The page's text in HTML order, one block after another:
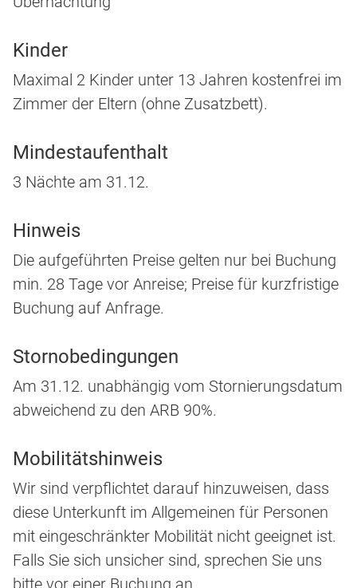
Kinder
Maximal 2 Kinder unter 13 Jahren kostenfrei im
Zimmer der Eltern (ohne Zusatzbett).
Mindestaufenthalt
3 Nächte am 31.12.
Hinweis
Die aufgeführten Preise gelten nur bei Buchung
min. 28 Tage vor Anreise; Preise für kurzfristige
Buchung auf Anfrage.
Stornobedingungen
Am 31.12. unabhängig vom Stornierungsdatum
abweichend zu den ARB 90%.
Mobilitätshinweis
Wir sind verpflichtet darauf hinzuweisen, dass
diese Unterkunft im Allgemeinen für Personen
mit eingeschränkter Mobilität nicht geeignet ist.
Falls Sie sich unsicher sind, sprechen Sie uns
bitte vor einer Buchung an.